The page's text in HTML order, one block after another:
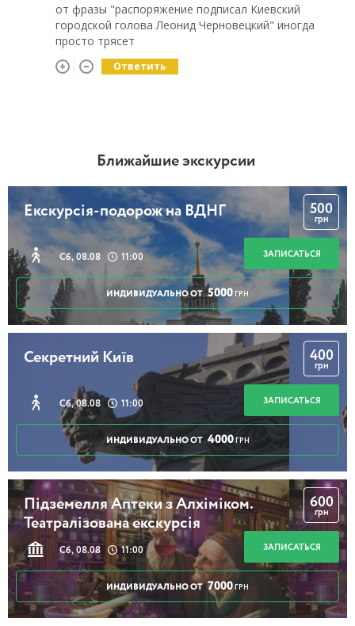
от фразы "распоряжение подписал Киевский
городской голова Леонид Черновецкий" иногда
просто трясет
Ответить
Ближайшие экскурсии
Екскурсія-подорож на ВДНГ
Сб, 08.08 11:00
500
грн
ЗАПИСАТЬСЯ
ИНДИВИДУАЛЬНО ОТ 5000 ГРН
Секретний Київ
Сб, 08.08 11:00
400
грн
ЗАПИСАТЬСЯ
ИНДИВИДУАЛЬНО ОТ 4000 ГРН
Підземелля Аптеки з Алхіміком.
Театралізована екскурсія
Сб, 08.08 11:00
600
грн
ЗАПИСАТЬСЯ
ИНДИВИДУАЛЬНО ОТ 7000 ГРН